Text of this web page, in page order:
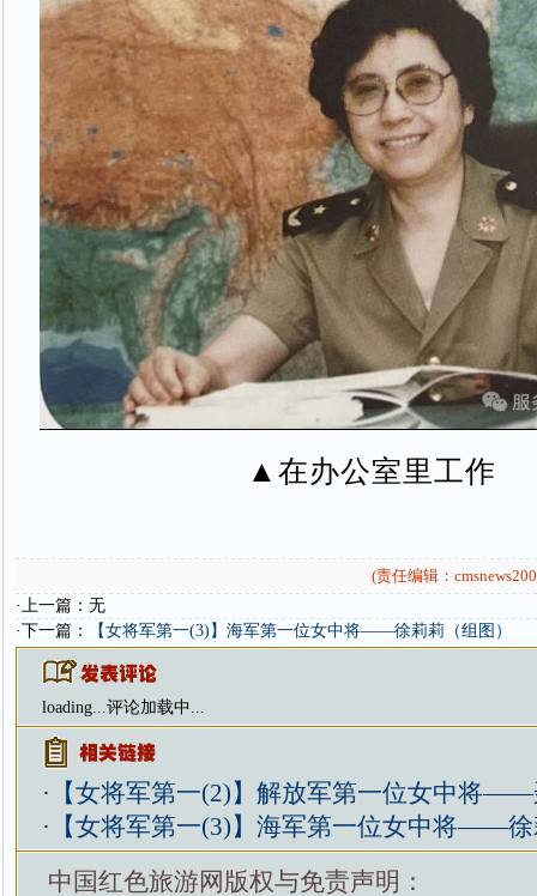
▲在办公室里工作
(责任编辑：
·上一篇：无
·下一篇：
【女将军第一(3)】海军第一位女中将——徐莉莉（组图）
loading...评论加载中...
· 【女将军第一(2)】解放军第一位女中将
· 【女将军第一(3)】海军第一位女中将——
中国红色旅游网版权与免责声明：